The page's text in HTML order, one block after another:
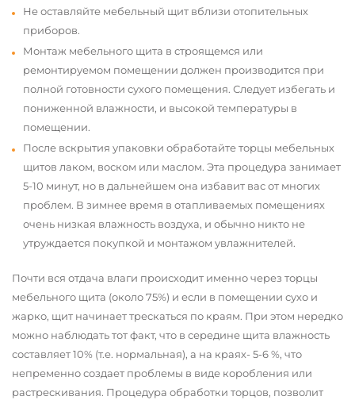
Не оставляйте мебельный щит вблизи отопительных
приборов.
Монтаж мебельного щита в строящемся или
ремонтируемом помещении должен производится при
полной готовности сухого помещения. Следует избегать и
пониженной влажности, и высокой температуры в
помещении.
После вскрытия упаковки обработайте торцы мебельных
щитов лаком, воском или маслом. Эта процедура занимает
5-10 минут, но в дальнейшем она избавит вас от многих
проблем. В зимнее время в отапливаемых помещениях
очень низкая влажность воздуха, и обычно никто не
утруждается покупкой и монтажом увлажнителей.
Почти вся отдача влаги происходит именно через торцы
мебельного щита (около 75%) и если в помещении сухо и
жарко, щит начинает трескаться по краям. При этом нередко
можно наблюдать тот факт, что в середине щита влажность
составляет 10% (т.е. нормальная), а на краях- 5-6 %, что
непременно создает проблемы в виде коробления или
растрескивания. Процедура обработки торцов, позволит